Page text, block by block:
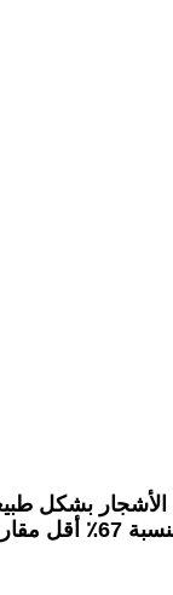
بشكل طبيعي
انبعاثات